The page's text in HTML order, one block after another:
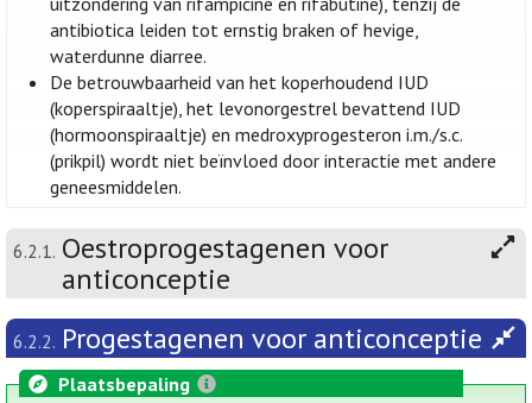
antibiotica leiden tot ernstig braken of hevige,
waterdunne diarree.
De betrouwbaarheid van het koperhoudend IUD
(koperspiraaltje), het levonorgestrel bevattend IUD
(hormoonspiraaltje) en medroxyprogesteron i.m./s.c.
(prikpil) wordt niet beïnvloed door interactie met andere
geneesmiddelen.
6.2.1. Oestroprogestagenen voor
anticonceptie
6.2.2. Progestagenen voor anticonceptie
Plaatsbepaling